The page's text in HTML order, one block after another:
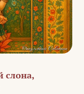
слона,